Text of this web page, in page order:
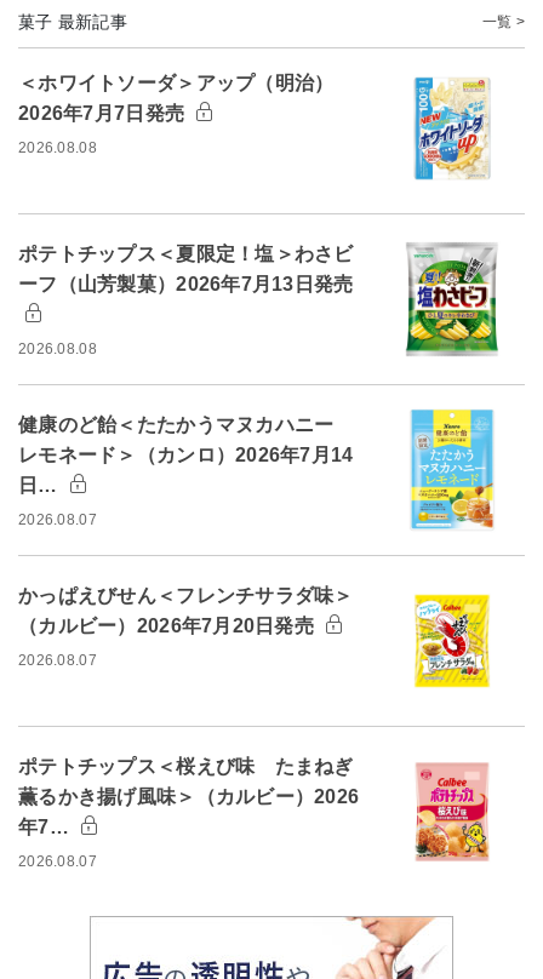
菓子 最新記事 一覧 >
＜ホワイトソーダ＞アップ（明治）
2026年7月7日発売
2026.08.08
ポテトチップス＜夏限定！塩＞わさビ
ーフ（山芳製菓）2026年7月13日発売
2026.08.08
健康のど飴＜たたかうマヌカハニー
レモネード＞（カンロ）2026年7月14
日…
2026.08.07
かっぱえびせん＜フレンチサラダ味＞
（カルビー）2026年7月20日発売
2026.08.07
ポテトチップス＜桜えび味 たまねぎ
薫るかき揚げ風味＞（カルビー）2026
年7…
2026.08.07